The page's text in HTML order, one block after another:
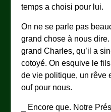
temps a choisi pour lui.
On ne se parle pas
grand chose à nous
grand Charles, qu’il a
cotoyé. On esquive le
de vie politique, un rêve
ouf pour nous.
_ Encore que. Notre